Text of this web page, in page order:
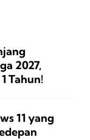
2027,
Tahun!
11 yang